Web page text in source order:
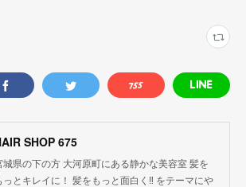
SHOP 675
城県の下の方 大河原町にある静かな美容室 髪を
っとキレイに！ 髪をもっと面白く‼︎ をテーマにや